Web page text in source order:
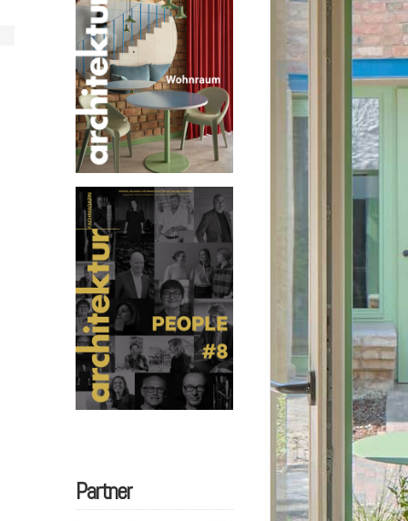
Partner